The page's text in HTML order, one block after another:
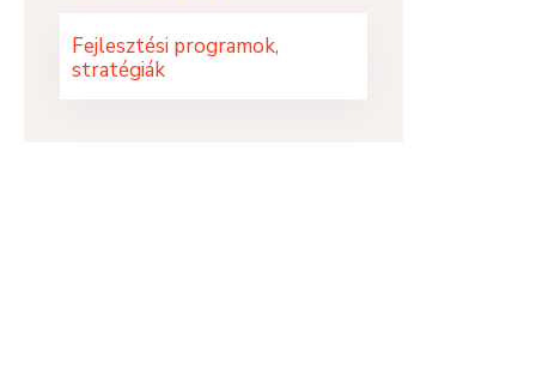
Fejlesztési programok,
stratégiák